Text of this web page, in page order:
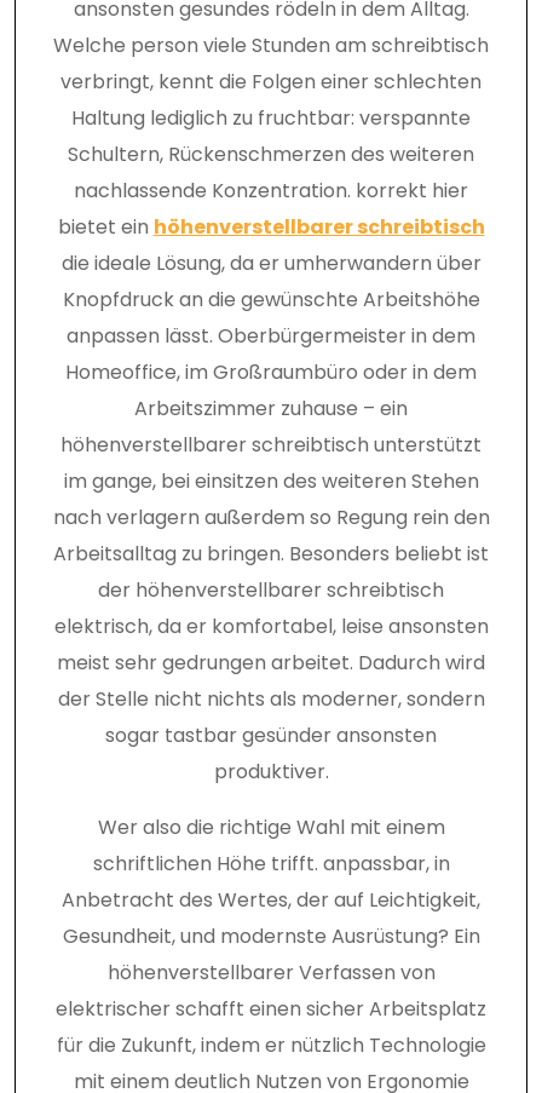
ansonsten gesundes rödeln in dem Alltag.
Welche person viele Stunden am schreibtisch
verbringt, kennt die Folgen einer schlechten
Haltung lediglich zu fruchtbar: verspannte
Schultern, Rückenschmerzen des weiteren
nachlassende Konzentration. korrekt hier
bietet ein höhenverstellbarer schreibtisch
die ideale Lösung, da er umherwandern über
Knopfdruck an die gewünschte Arbeitshöhe
anpassen lässt. Oberbürgermeister in dem
Homeoffice, im Großraumbüro oder in dem
Arbeitszimmer zuhause – ein
höhenverstellbarer schreibtisch unterstützt
im gange, bei einsitzen des weiteren Stehen
nach verlagern außerdem so Regung rein den
Arbeitsalltag zu bringen. Besonders beliebt ist
der höhenverstellbarer schreibtisch
elektrisch, da er komfortabel, leise ansonsten
meist sehr gedrungen arbeitet. Dadurch wird
der Stelle nicht nichts als moderner, sondern
sogar tastbar gesünder ansonsten
produktiver.
Wer also die richtige Wahl mit einem
schriftlichen Höhe trifft. anpassbar, in
Anbetracht des Wertes, der auf Leichtigkeit,
Gesundheit, und modernste Ausrüstung? Ein
höhenverstellbarer Verfassen von
elektrischer schafft einen sicher Arbeitsplatz
für die Zukunft, indem er nützlich Technologie
mit einem deutlich Nutzen von Ergonomie